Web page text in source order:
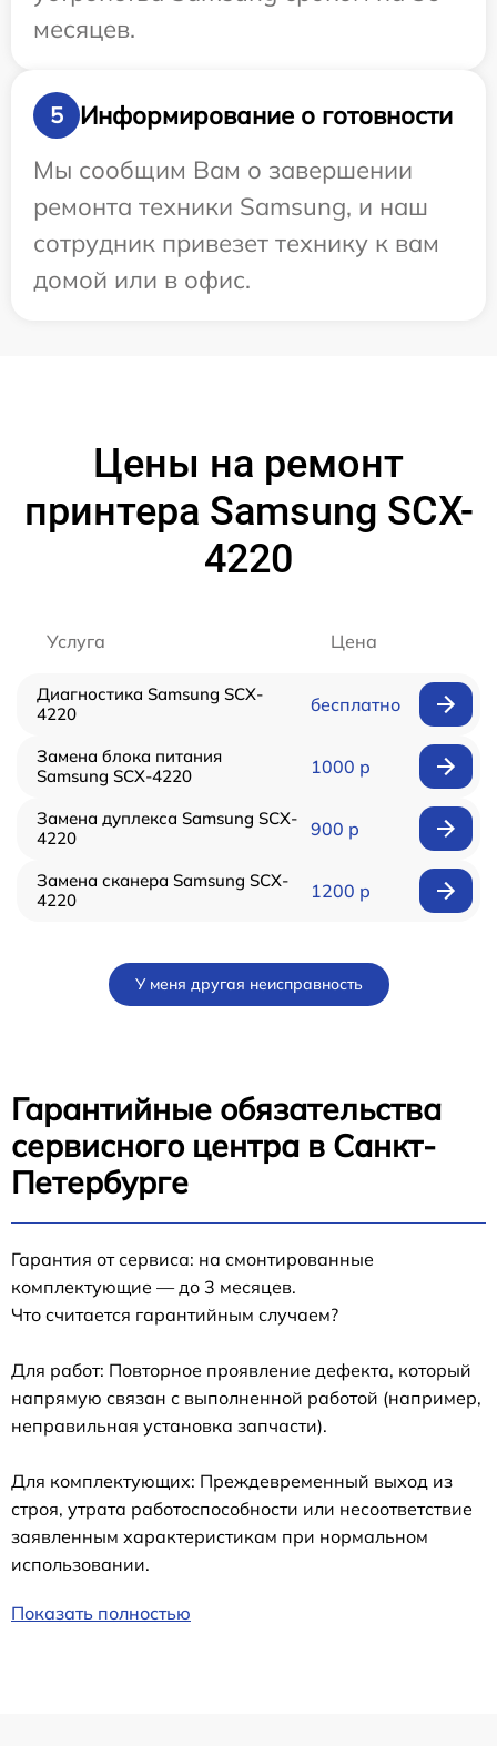
месяцев.
5
Информирование о готовности
Мы сообщим Вам о завершении
ремонта техники Samsung, и наш
сотрудник привезет технику к вам
домой или в офис.
Цены на ремонт
принтера Samsung SCX-
4220
Услуга Цена
Диагностика Samsung SCX-
4220
бесплатно
Замена блока питания
Samsung SCX-4220
1000 р
Замена дуплекса Samsung SCX-
4220
900 р
Замена сканера Samsung SCX-
4220
1200 р
У меня другая неисправность
Гарантийные обязательства
сервисного центра в Санкт-
Петербурге
Гарантия от сервиса: на смонтированные
комплектующие — до 3 месяцев.
Что считается гарантийным случаем?
Для работ: Повторное проявление дефекта, который
напрямую связан с выполненной работой (например,
неправильная установка запчасти).
Для комплектующих: Преждевременный выход из
строя, утрата работоспособности или несоответствие
заявленным характеристикам при нормальном
использовании.
Показать полностью